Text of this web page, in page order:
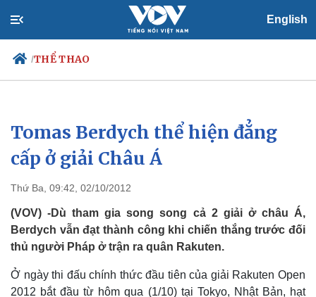
English
/THỂ THAO
Chính trị
Đảng
Tổ chức nhân sự
Nhận diện sự thật
Xã hội
Việc làm
Biển đảo
Tomas Berdych thể hiện đẳng
cấp ở giải Châu Á
Thứ Ba, 09:42, 02/10/2012
(VOV) -Dù tham gia song song cả 2 giải ở châu Á,
Berdych vẫn đạt thành công khi chiến thắng trước đối
thủ người Pháp ở trận ra quân Rakuten.
Ở ngày thi đấu chính thức đầu tiên của giải Rakuten Open
2012 bắt đầu từ hôm qua (1/10) tại Tokyo, Nhật Bản, hạt